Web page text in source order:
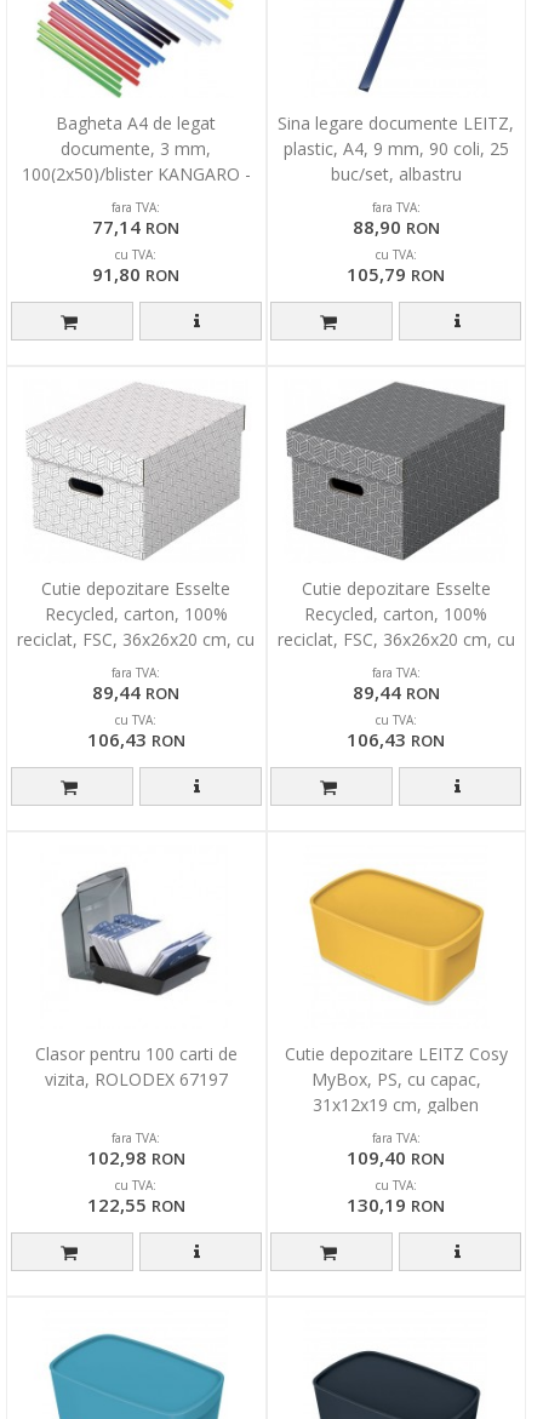
Bagheta A4 de legat
documente, 3 mm,
100(2x50)/blister KANGARO -
transparent
fara TVA:
77,14 RON
cu TVA:
91,80 RON
Sina legare documente LEITZ,
plastic, A4, 9 mm, 90 coli, 25
buc/set, albastru
fara TVA:
88,90 RON
cu TVA:
105,79 RON
Cutie depozitare Esselte
Recycled, carton, 100%
reciclat, FSC, 36x26x20 cm, cu
capac, 3 buc/set, alb
fara TVA:
89,44 RON
cu TVA:
106,43 RON
Cutie depozitare Esselte
Recycled, carton, 100%
reciclat, FSC, 36x26x20 cm, cu
capac, 3 buc/set, gri
fara TVA:
89,44 RON
cu TVA:
106,43 RON
Clasor pentru 100 carti de
vizita, ROLODEX 67197
fara TVA:
102,98 RON
cu TVA:
122,55 RON
Cutie depozitare LEITZ Cosy
MyBox, PS, cu capac,
31x12x19 cm, galben
chihlimbar
fara TVA:
109,40 RON
cu TVA:
130,19 RON